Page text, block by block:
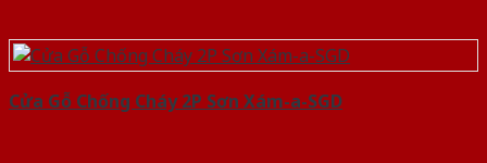
Cửa Gỗ Chống Cháy 2P Sơn Xám-a-SGD